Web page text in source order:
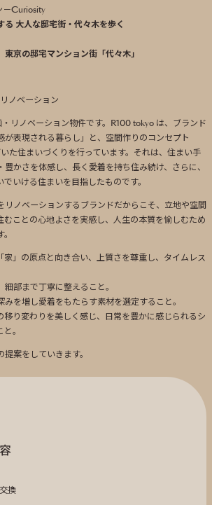
－Curiosity
る 大人な邸宅街・代々木を歩く
東京の邸宅マンション街「代々木」
ノベーション
リノベーション物件です。R100 tokyo は、ブランド
が表現される暮らし」と、空間作りのコンセプト
た住まいづくりを行っています。それは、住まい手
豊かさを体感し、長く愛着を持ち住み続け、さらに、
いける住まいを目指したものです。
リノベーションするブランドだからこそ、立地や空間
むことの心地よさを実感し、人生の本質を愉しむため
家」の原点と向き合い、上質さを尊重し、タイムレス
部まで丁寧に整えること。
みを増し愛着をもたらす素材を選定すること。
移り変わりを美しく感じ、日常を豊かに感じられるシ
。
案をしていきます。
換